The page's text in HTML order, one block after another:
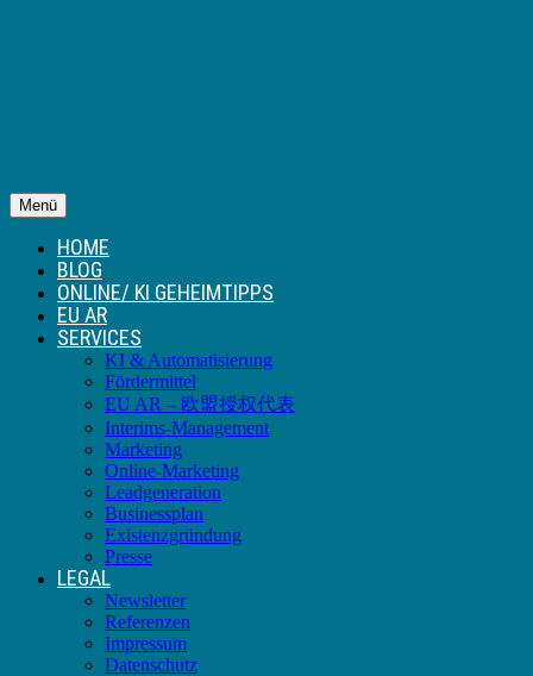
Menü
HOME
BLOG
ONLINE/ KI GEHEIMTIPPS
EU AR
SERVICES
KI & Automatisierung
Fördermittel
EU AR – 欧盟授权代表
Interims-Management
Marketing
Online-Marketing
Leadgeneration
Businessplan
Existenzgründung
Presse
LEGAL
Newsletter
Referenzen
Impressum
Datenschutz